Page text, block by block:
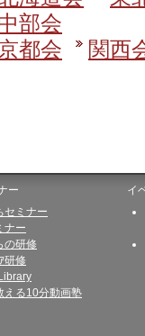
部会
都会
関西
ー
セミナー
ナー
の研修
研修
える10分動画塾
イ